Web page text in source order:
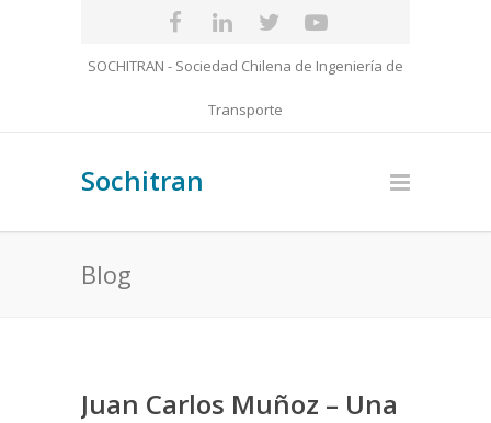
SOCHITRAN - Sociedad Chilena de Ingeniería de
Transporte
Sochitran
Blog
Juan Carlos Muñoz – Una